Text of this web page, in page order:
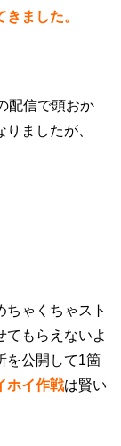
ました。
配信で頭おか
ましたが、
ちゃくちゃスト
てもらえないよ
を公開して1箇
ホイ作戦は賢い